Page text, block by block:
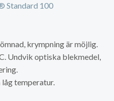
Standard 100
krympning är möjlig.
Undvik optiska blekmedel,
temperatur.